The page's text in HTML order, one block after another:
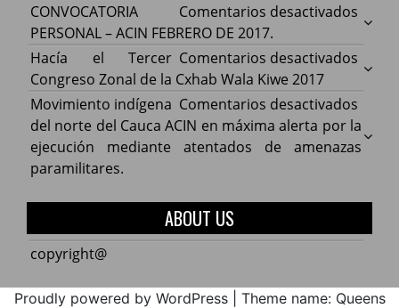
Cauca
con
de
Comentarios desactivados
ACIN
DE
CONVOCATORIA
PERSONAL – ACIN FEBRERO DE 2017.
Comentarios desactivados
Hacía
la
2017
Hacía el Tercer
Congreso Zonal de la Cxhab Wala Kiwe 2017
Comentarios desactivados
Cauca
Movimiento indígena
del norte del Cauca ACIN en máxima alerta por la
ejecución mediante atentados de amenazas
paramilitares.
ABOUT US
copyright@
Proudly powered by WordPress
Theme name: Queens